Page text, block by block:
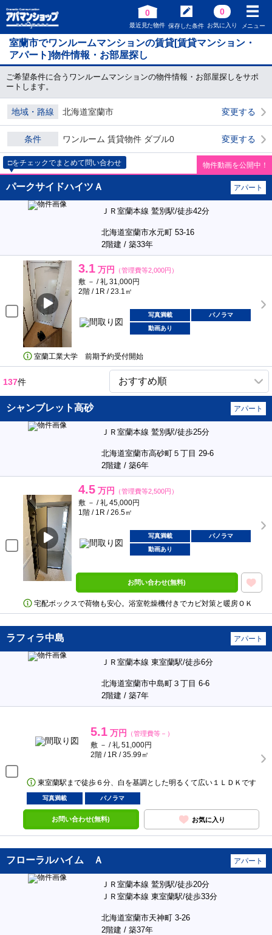
0
最近見た物件 保存した条件
0
お気に入り メニュー
室蘭市でワンルームマンションの賃貸[賃貸マンション・
アパート]物件情報・お部屋探し
ご希望条件に合うワンルームマンションの物件情報・お部屋探しをサポ
ートします。
地域・路線 北海道室蘭市 変更する
条件 ワンルーム 賃貸物件 ダブル0 変更する
□をチェックでまとめて問い合わせ 物件動画を公開中！
パークサイドハイツＡ アパート
ＪＲ室蘭本線 鷲別駅/徒歩42分
北海道室蘭市水元町 53-16
2階建 / 築33年
3.1 万円 （管理費等2,000円）
敷 － / 礼 31,000円
2階 / 1R / 23.1㎡
写真満載
パノラマ
動画あり
室蘭工業大学 前期予約受付開始
137件
シャンブレット高砂 アパート
ＪＲ室蘭本線 鷲別駅/徒歩25分
北海道室蘭市高砂町５丁目 29-6
2階建 / 築6年
4.5 万円 （管理費等2,500円）
敷 － / 礼 45,000円
1階 / 1R / 26.5㎡
写真満載
パノラマ
動画あり
お問い合わせ(無料)
宅配ボックスで荷物も安心。浴室乾燥機付きでカビ対策と暖房ＯＫ
ラフィラ中島 アパート
ＪＲ室蘭本線 東室蘭駅/徒歩6分
北海道室蘭市中島町３丁目 6-6
2階建 / 築7年
5.1 万円 （管理費等－）
敷 － / 礼 51,000円
2階 / 1R / 35.99㎡
東室蘭駅まで徒歩６分、白を基調とした明るくて広い１ＬＤＫです
写真満載 パノラマ
お問い合わせ(無料) お気に入り
フローラルハイム Ａ アパート
ＪＲ室蘭本線 鷲別駅/徒歩20分
ＪＲ室蘭本線 東室蘭駅/徒歩33分
北海道室蘭市天神町 3-26
2階建 / 築37年